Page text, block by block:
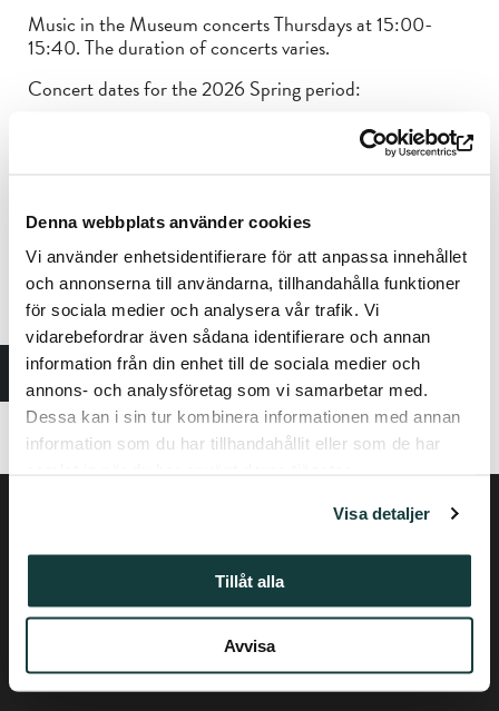
Denna webbplats använder cookies
Vi använder enhetsidentifierare för att anpassa innehållet
och annonserna till användarna, tillhandahålla funktioner
för sociala medier och analysera vår trafik. Vi
vidarebefordrar även sådana identifierare och annan
information från din enhet till de sociala medier och
annons- och analysföretag som vi samarbetar med.
Dessa kan i sin tur kombinera informationen med annan
information som du har tillhandahållit eller som de har
Visa detaljer
Tillåt alla
Avvisa
Music in the Museum concerts Thursdays at 15:00-
15:40. The duration of concerts varies.
Concert dates for the 2026 Spring period:
12.3.
2.4.
9.4
23.4
7.5
8.5 (Friday at 2:30 pm)
Privacy policy